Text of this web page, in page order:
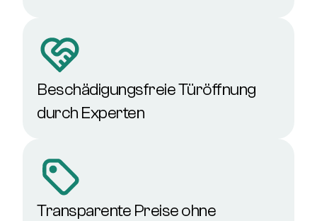
Beschädigungsfreie Türöffnung
durch Experten
Transparente Preise ohne